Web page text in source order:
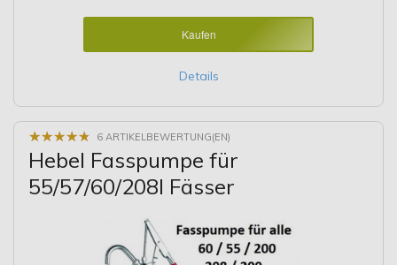
Kaufen
Details
★★★★★
★★★★★ 6 ARTIKELBEWERTUNG(EN)
Hebel Fasspumpe für
55/57/60/208l Fässer